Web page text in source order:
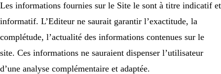
Les informations fournies sur le Site le sont à titre indicatif et
informatif. L’Editeur ne saurait garantir l’exactitude, la
complétude, l’actualité des informations contenues sur le
site. Ces informations ne sauraient dispenser l’utilisateur
d’une analyse complémentaire et adaptée.